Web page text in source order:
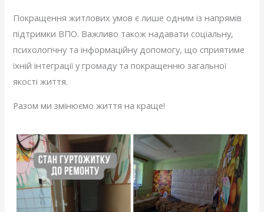
Покращення житлових умов є лише одним із напрямів
підтримки ВПО. Важливо також надавати соціальну,
психологічну та інформаційну допомогу, що сприятиме
їхній інтеграції у громаду та покращенню загальної
якості життя.
Разом ми змінюємо життя на краще!